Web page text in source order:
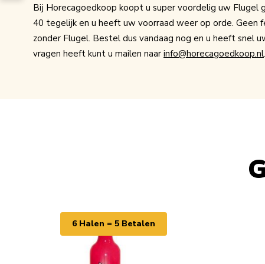
Bij Horecagoedkoop koopt u super voordelig uw Flugel
40 tegelijk en u heeft uw voorraad weer op orde. Geen
zonder Flugel. Bestel dus vandaag nog en u heeft snel
vragen heeft kunt u mailen naar info@horecagoedkoop.nl
Navigating through the elements of the carousel is
Press to skip carousel
6 Halen = 5 Betalen